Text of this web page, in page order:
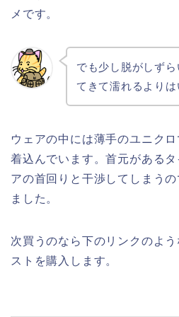
メです。
でも少し脱がしず
てきて濡れるよりは
ウェアの中には薄手のユニク
着込んでいます。首元がある
アの首回りと干渉してしまう
ました。
次買うのなら下のリンクのよ
ストを購入します。